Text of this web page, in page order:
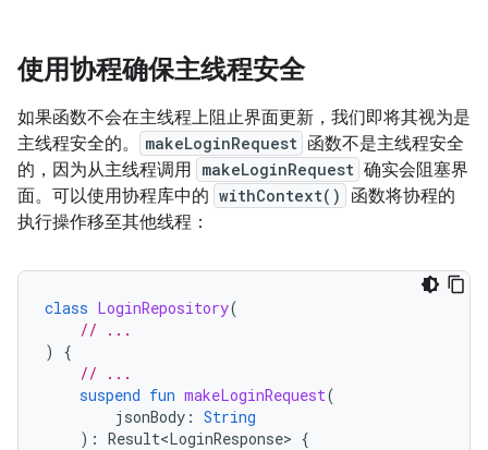
使用协程确保主线程安全
如果函数不会在主线程上阻止界面更新，我们即将其视为是
主线程安全的。
makeLoginRequest 函数不是主线程安全
的，因为从主线程调用 makeLoginRequest 确实会阻塞界
面。可以使用协程库中的 withContext()
函数将协程的
执行操作移至其他线程：
class LoginRepository(
// ...
)
{
// ...
suspend fun makeLoginRequest(
jsonBody : String
): Result<LoginResponse> {